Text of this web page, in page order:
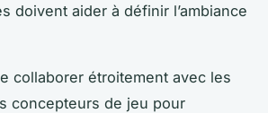
doivent aider à définir l’ambiance
collaborer étroitement avec les
concepteurs de jeu pour